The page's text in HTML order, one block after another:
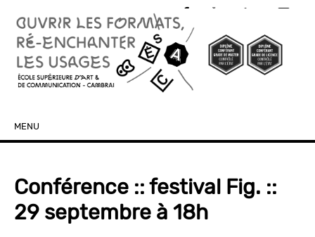
MENU
Conférence :: festival Fig. ::
29 septembre à 18h